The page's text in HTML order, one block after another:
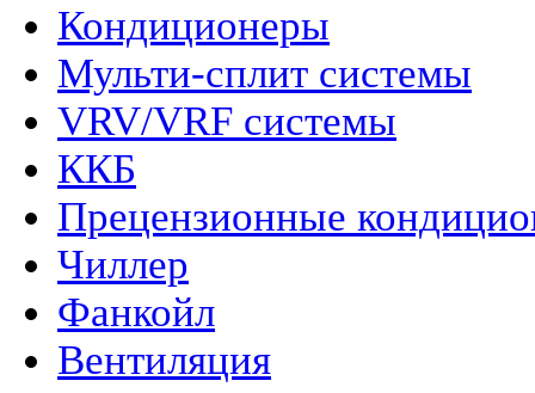
Кондиционеры
Мульти-сплит системы
VRV/VRF системы
ККБ
Прецензионные
Чиллер
Фанкойл
Вентиляция